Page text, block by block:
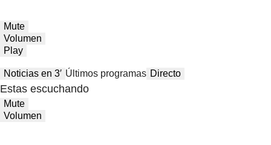
Mute
Volumen
Play
Noticias en 3′ Últimos programas Directo
Estas escuchando
Mute
Volumen